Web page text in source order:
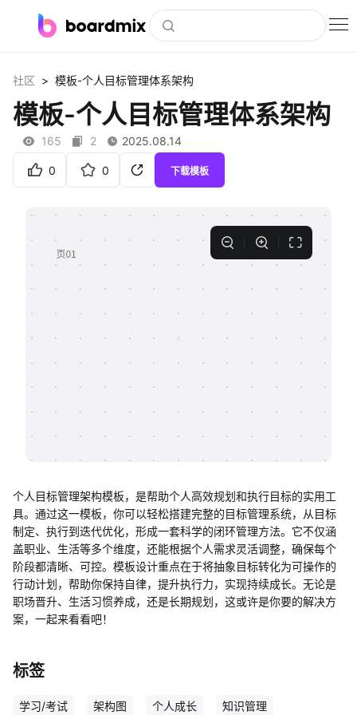
社区资源
下载
私有化部署
支持
帮助中心
知识分享社区
社区 > 模板-个人目标管理体系架构
模板-个人目标管理体系架构
165 2 2025.08.14
0 0 下载模板
个人目标管理架构模板，是帮助个人高效规划和执行目标的实用工
具。通过这一模板，你可以轻松搭建完整的目标管理系统，从目标
制定、执行到迭代优化，形成一套科学的闭环管理方法。它不仅涵
盖职业、生活等多个维度，还能根据个人需求灵活调整，确保每个
阶段都清晰、可控。模板设计重点在于将抽象目标转化为可操作的
行动计划，帮助你保持自律，提升执行力，实现持续成长。无论是
职场晋升、生活习惯养成，还是长期规划，这或许是你要的解决方
案，一起来看看吧！
标签
学习/考试 架构图 个人成长 知识管理